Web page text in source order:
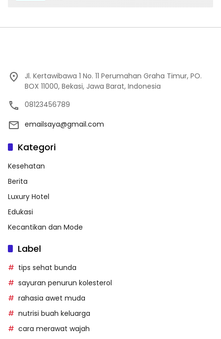
Jl. Kertawibawa 1 No. 11 Perumahan Graha Timur, PO.
BOX 11000, Bekasi, Jawa Barat, Indonesia
08123456789
emailsaya@gmail.com
Kategori
Kesehatan
Berita
Luxury Hotel
Edukasi
Kecantikan dan Mode
Label
tips sehat bunda
sayuran penurun kolesterol
rahasia awet muda
nutrisi buah keluarga
cara merawat wajah